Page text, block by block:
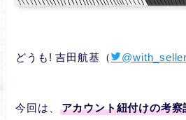
どうも! 吉田航基（ @with_seller
今回は、 アカウント紐付けの考察